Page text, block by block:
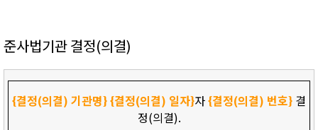
준사법기관 결정(의결)
{결정(의결) 기관명}{결정(의결) 일자}자{결정(의결) 번호} 결
정(의결).